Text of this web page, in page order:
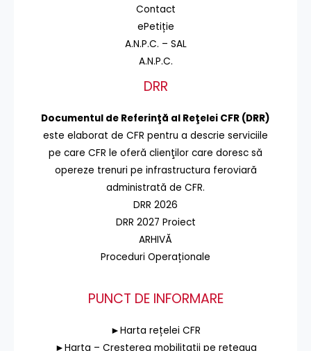
Contact
ePetiție
A.N.P.C. – SAL
A.N.P.C.
DRR
Documentul de Referinţă al Reţelei CFR (DRR)
este elaborat de CFR pentru a descrie serviciile
pe care CFR le oferă clienţilor care doresc să
opereze trenuri pe infrastructura feroviară
administrată de CFR.
DRR 2026
DRR 2027 Proiect
ARHIVĂ
Proceduri Operaționale
PUNCT DE INFORMARE
►Harta rețelei CFR
►Harta – Cresterea mobilitatii pe reteaua